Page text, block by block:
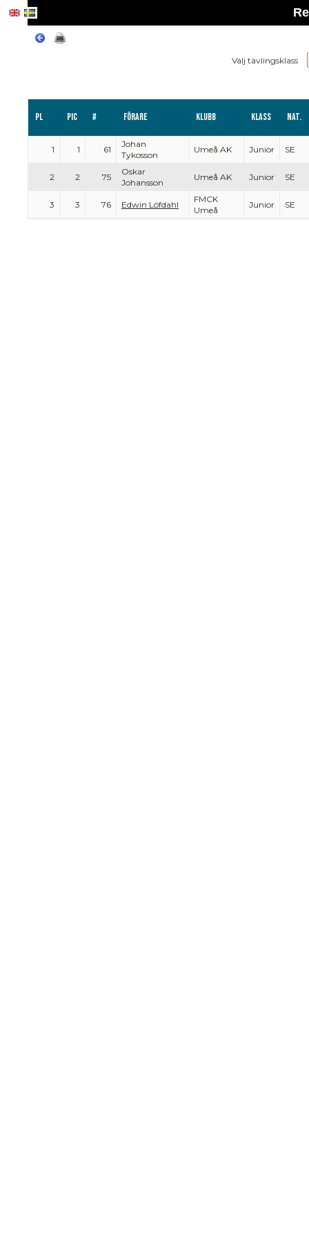
Välj tävlingsklass
Pl PIC # Förare Klubb Klass Nat.
1 1 61
Johan
Tykosson
Umeå AK Junior SE
2 2 75
Oskar
Johansson
Umeå AK Junior SE
3 3 76 Edwin Löfdahl
FMCK
Umeå
Junior SE